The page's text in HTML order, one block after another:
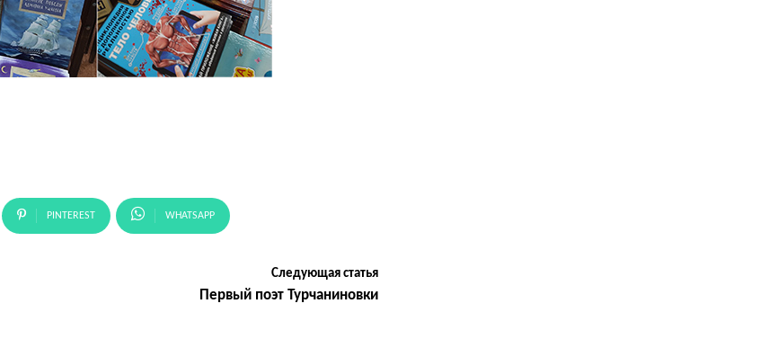
PINTEREST WHATSAPP
Следующая статья
Первый поэт Турчаниновки